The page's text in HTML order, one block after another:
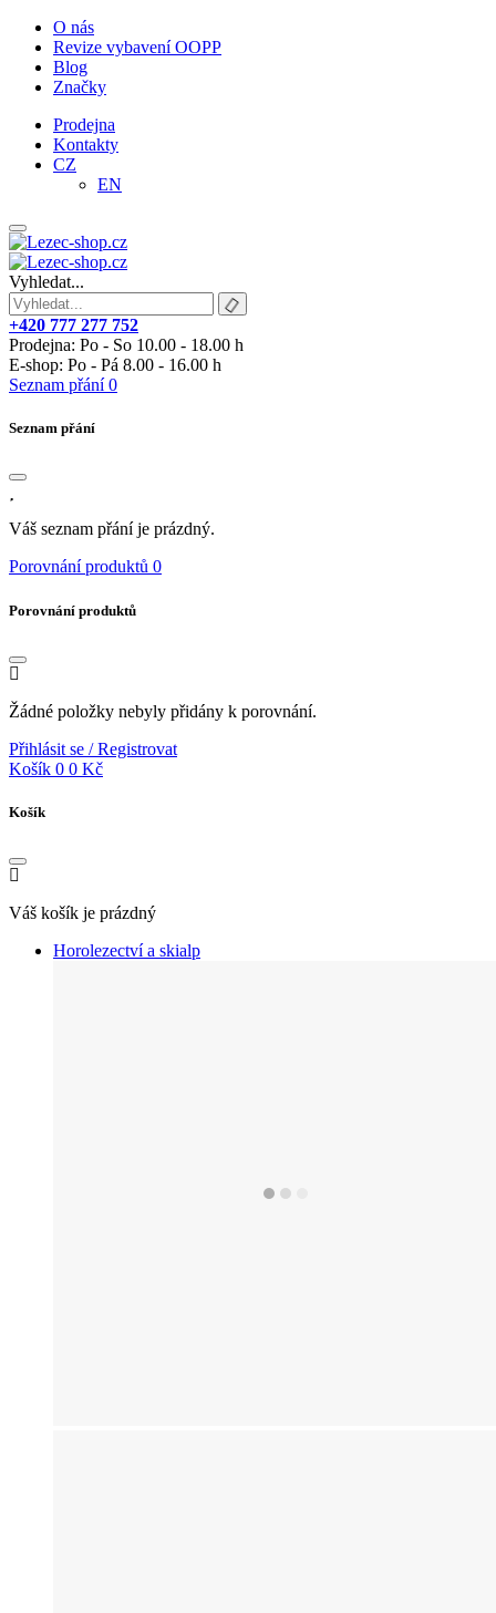
O nás
Revize vybavení OOPP
Blog
Značky
Prodejna
Kontakty
CZ
EN
Vyhledat...
+420 777 277 752
Prodejna: Po - So 10.00 - 18.00 h
E-shop: Po - Pá 8.00 - 16.00 h
Seznam přání 0
Seznam přání
Váš seznam přání je prázdný.
Porovnání produktů 0
Porovnání produktů
Žádné položky nebyly přidány k porovnání.
Přihlásit se / Registrovat
Košík 0 0 Kč
Košík
Váš košík je prázdný
Horolezectví a skialp